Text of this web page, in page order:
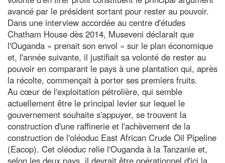
avancé par le président sortant pour rester au pouvoir.
Dans une interview accordée au centre d'études
Chatham House dès 2014, Museveni déclarait que
l'Ouganda « prenait son envol » sur le plan économique
et, l'année suivante, il justifiait sa volonté de rester au
pouvoir en comparant le pays à une plantation qui, après
la récolte, commençait à porter ses premiers fruits.
Au cœur de l'exploitation pétrolière, qui semble
actuellement être le principal levier sur lequel le
gouvernement souhaite s'appuyer, se trouvent la
construction d'une raffinerie et l'achèvement de la
construction de l'oléoduc East African Crude Oil Pipeline
(Eacop). Cet oléoduc relie l'Ouganda à la Tanzanie et,
selon les deux pays, il devrait être opérationnel d'ici la